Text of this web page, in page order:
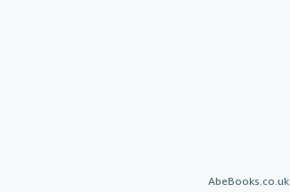
AbeBooks.co.uk